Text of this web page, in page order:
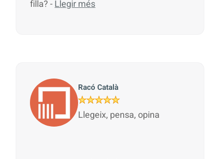
filla? -Llegir més
Racó Català
Llegeix, pensa, opina